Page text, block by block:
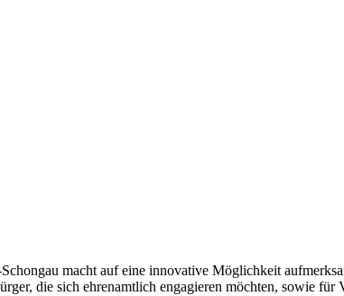
macht auf eine innovative Möglichkeit
die sich ehrenamtlich engagieren möchten, sowie für